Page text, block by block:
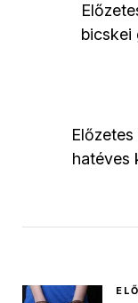
bicskei
hatéves